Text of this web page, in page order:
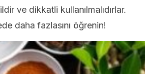
ve dikkatli kullanılmalıdırlar.
daha fazlasını öğrenin!